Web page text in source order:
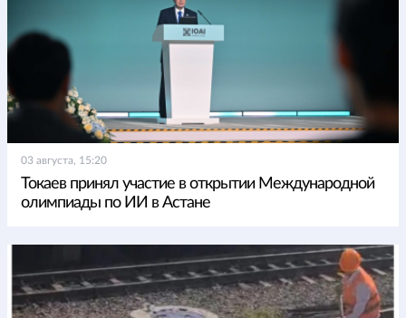
03 августа, 15:20
Токаев принял участие в открытии Международной
олимпиады по ИИ в Астане